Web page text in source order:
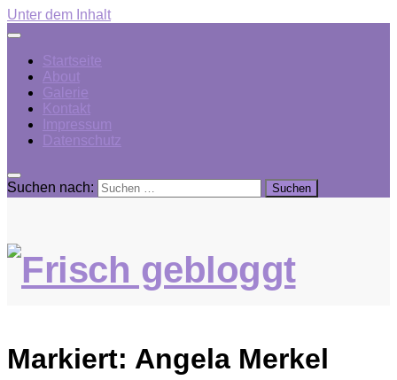
Unter dem Inhalt
Startseite
About
Galerie
Kontakt
Impressum
Datenschutz
Suchen nach:
Markiert: Angela Merkel